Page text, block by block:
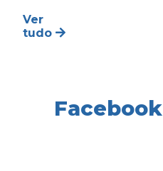
Ver
tudo
Facebook